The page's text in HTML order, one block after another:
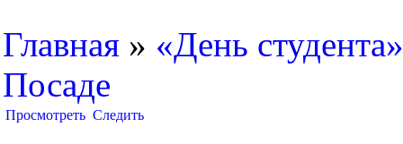
Главная » «День
Посаде
Просмотреть Следить